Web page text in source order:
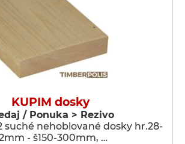
KUPIM dosky
/ Ponuka > Rezivo
suché nehoblované dosky hr.28-
- š150-300mm, …